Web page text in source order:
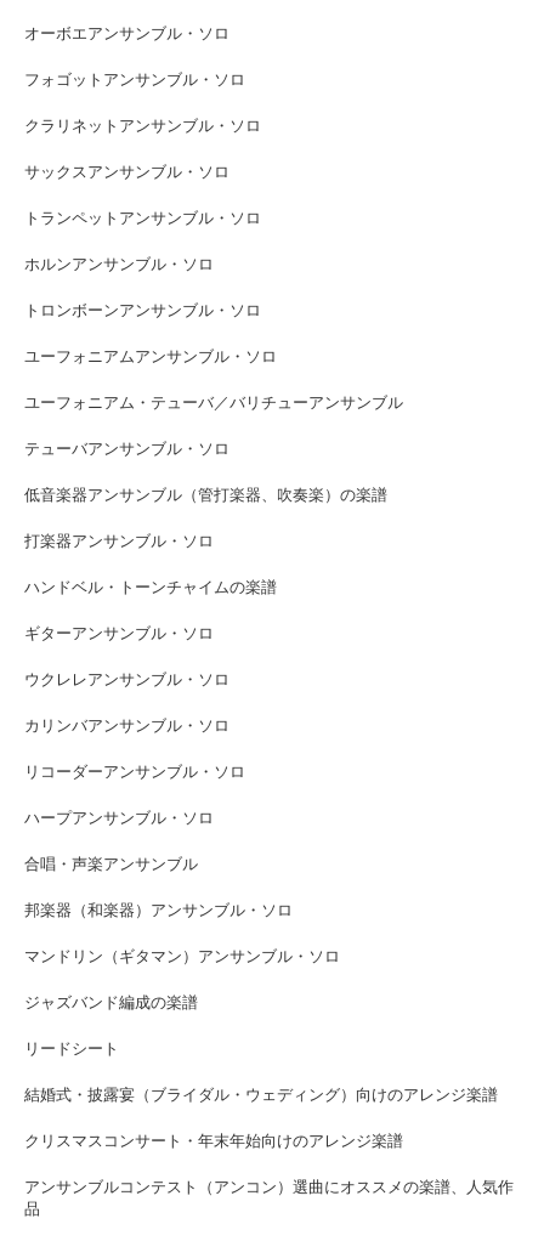
オーボエアンサンブル・ソロ
フォゴットアンサンブル・ソロ
クラリネットアンサンブル・ソロ
サックスアンサンブル・ソロ
トランペットアンサンブル・ソロ
ホルンアンサンブル・ソロ
トロンボーンアンサンブル・ソロ
ユーフォニアムアンサンブル・ソロ
ユーフォニアム・テューバ／バリチューアンサンブル
テューバアンサンブル・ソロ
低音楽器アンサンブル（管打楽器、吹奏楽）の楽譜
打楽器アンサンブル・ソロ
ハンドベル・トーンチャイムの楽譜
ギターアンサンブル・ソロ
ウクレレアンサンブル・ソロ
カリンバアンサンブル・ソロ
リコーダーアンサンブル・ソロ
ハープアンサンブル・ソロ
合唱・声楽アンサンブル
邦楽器（和楽器）アンサンブル・ソロ
マンドリン（ギタマン）アンサンブル・ソロ
ジャズバンド編成の楽譜
リードシート
結婚式・披露宴（ブライダル・ウェディング）向けのアレンジ楽譜
クリスマスコンサート・年末年始向けのアレンジ楽譜
アンサンブルコンテスト（アンコン）選曲にオススメの楽譜、人気作
品